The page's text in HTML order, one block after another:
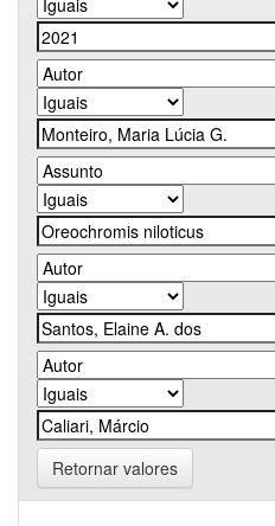
Retornar valores